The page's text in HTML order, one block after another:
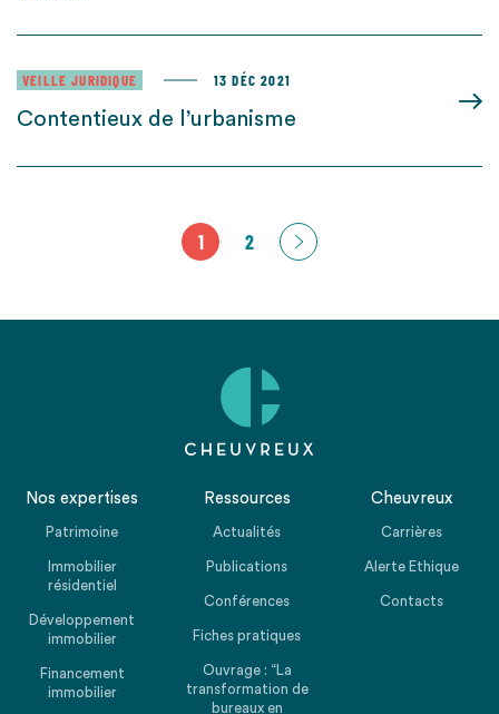
VEILLE JURIDIQUE 13 DÉC 2021
Contentieux de l’urbanisme
1 2
Nos expertises
Patrimoine
Immobilier
résidentiel
Développement
immobilier
Financement
immobilier
Ressources
Actualités
Publications
Conférences
Fiches pratiques
Ouvrage : “La
transformation de
bureaux en
Cheuvreux
Carrières
Alerte Ethique
Contacts